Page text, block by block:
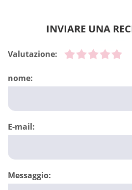
INVIARE UNA
Valutazione:
nome:
E-mail:
Messaggio: